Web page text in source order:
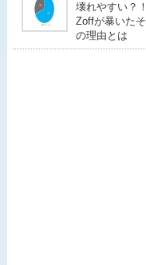
壊れやすい？！
Zoffが暴いたそ
の理由とは